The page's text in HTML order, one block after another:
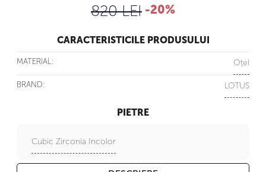
820 LEI -20%
CARACTERISTICILE PRODUSULUI
MATERIAL: Oțel
BRAND: LOTUS
PIETRE
Cubic Zirconia Incolor